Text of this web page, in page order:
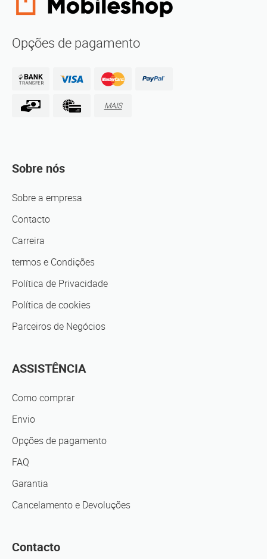
Opções de pagamento
MAIS
Sobre nós
Sobre a empresa
Contacto
Carreira
termos e Condições
Política de Privacidade
Política de cookies
Parceiros de Negócios
ASSISTÊNCIA
Como comprar
Envio
Opções de pagamento
FAQ
Garantia
Cancelamento e Devoluções
Contacto